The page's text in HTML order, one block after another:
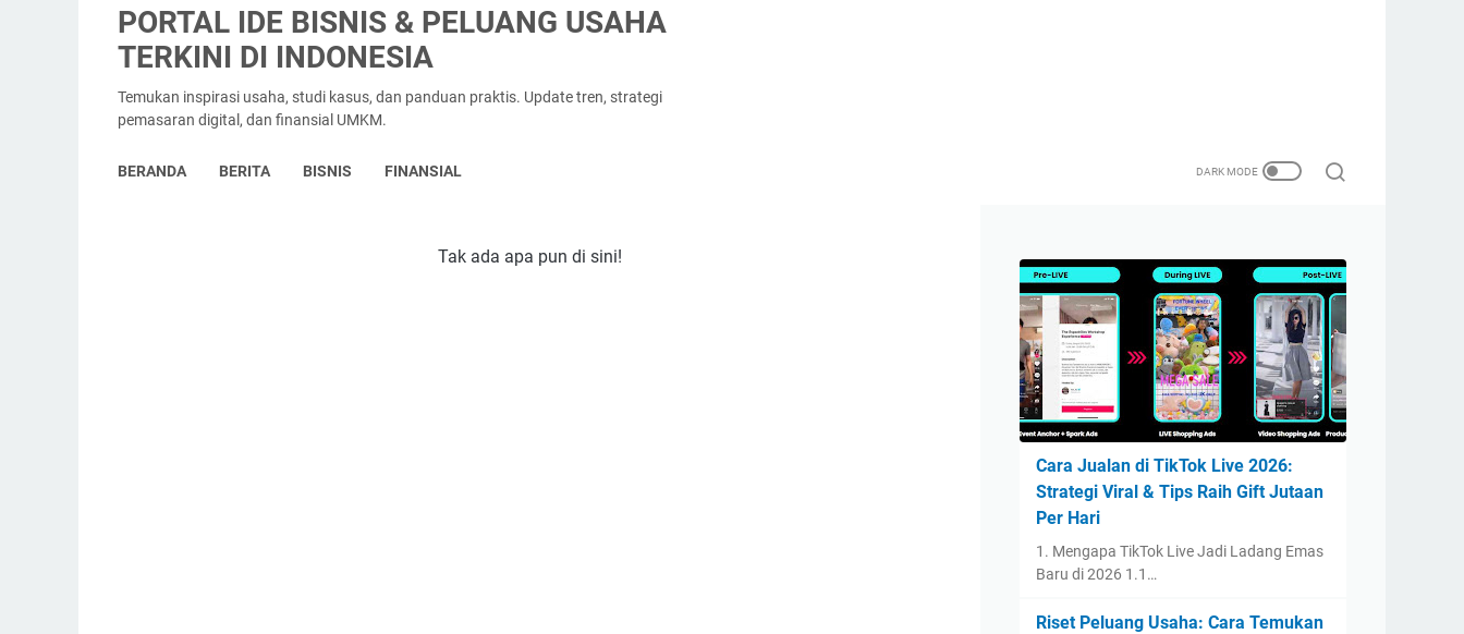
PORTAL IDE BISNIS & PELUANG USAHA
TERKINI DI INDONESIA
Temukan inspirasi usaha, studi kasus, dan panduan praktis. Update tren, strategi
pemasaran digital, dan finansial UMKM.
BERANDA BERITA BISNIS FINANSIAL
Tak ada apa pun di sini!
Cara Jualan di TikTok Live 2026:
Strategi Viral & Tips Raih Gift Jutaan
Per Hari
1. Mengapa TikTok Live Jadi Ladang Emas
Baru di 2026 1.1…
Riset Peluang Usaha: Cara Temukan